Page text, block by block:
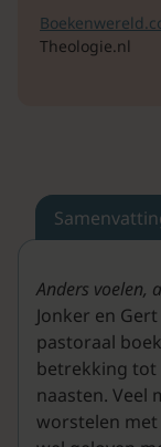
Theologie.nl
Anders voelen,
Jonker en
pastoraal
betrekking tot
naasten. Veel
worstelen met